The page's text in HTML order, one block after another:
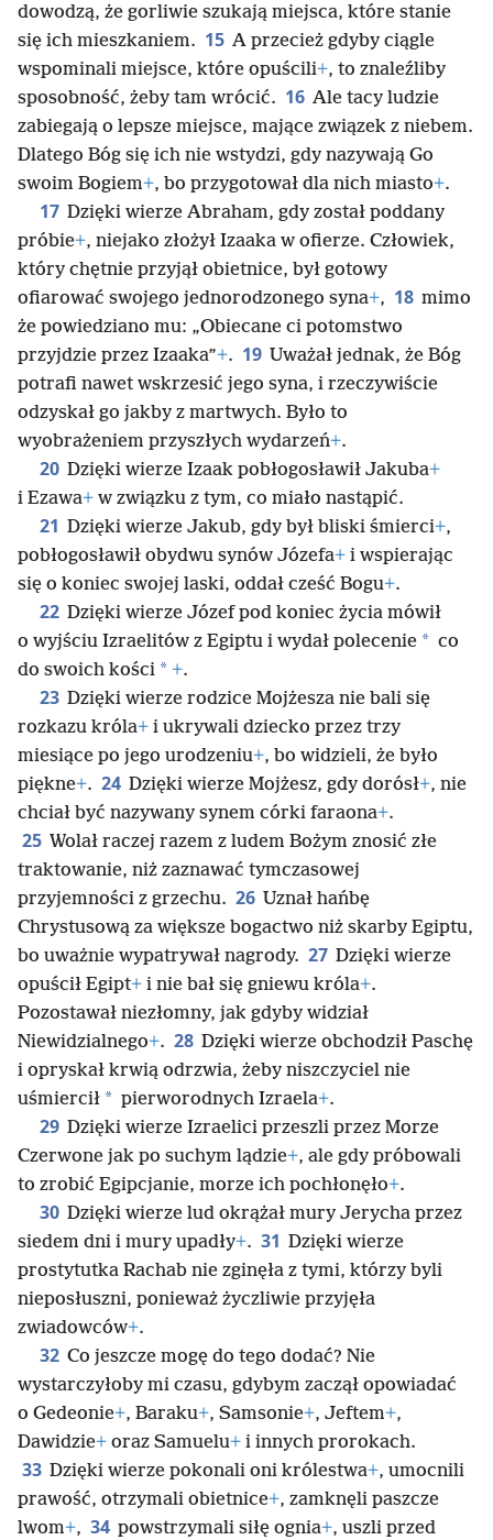
dowodzą, że gorliwie szukają miejsca, które stanie
się ich mieszkaniem. 15 A przecież gdyby ciągle
wspominali miejsce, które opuścili+, to znaleźliby
sposobność, żeby tam wrócić. 16 Ale tacy ludzie
zabiegają o lepsze miejsce, mające związek z niebem.
Dlatego Bóg się ich nie wstydzi, gdy nazywają Go
swoim Bogiem+, bo przygotował dla nich miasto+.
17 Dzięki wierze Abraham, gdy został poddany
próbie+, niejako złożył Izaaka w ofierze. Człowiek,
który chętnie przyjął obietnice, był gotowy
ofiarować swojego jednorodzonego syna+, 18 mimo
że powiedziano mu: „Obiecane ci potomstwo
przyjdzie przez Izaaka”+. 19 Uważał jednak, że Bóg
potrafi nawet wskrzesić jego syna, i rzeczywiście
odzyskał go jakby z martwych. Było to
wyobrażeniem przyszłych wydarzeń+.
20 Dzięki wierze Izaak pobłogosławił Jakuba+
i Ezawa+ w związku z tym, co miało nastąpić.
21 Dzięki wierze Jakub, gdy był bliski śmierci+,
pobłogosławił obydwu synów Józefa+ i wspierając
się o koniec swojej laski, oddał cześć Bogu+.
22 Dzięki wierze Józef pod koniec życia mówił
o wyjściu Izraelitów z Egiptu i wydał polecenie * co
do swoich kości * +.
23 Dzięki wierze rodzice Mojżesza nie bali się
rozkazu króla+ i ukrywali dziecko przez trzy
miesiące po jego urodzeniu+, bo widzieli, że było
piękne+. 24 Dzięki wierze Mojżesz, gdy dorósł+, nie
chciał być nazywany synem córki faraona+.
25 Wolał raczej razem z ludem Bożym znosić złe
traktowanie, niż zaznawać tymczasowej
przyjemności z grzechu. 26 Uznał hańbę
Chrystusową za większe bogactwo niż skarby Egiptu,
bo uważnie wypatrywał nagrody. 27 Dzięki wierze
opuścił Egipt+ i nie bał się gniewu króla+.
Pozostawał niezłomny, jak gdyby widział
Niewidzialnego+. 28 Dzięki wierze obchodził Paschę
i opryskał krwią odrzwia, żeby niszczyciel nie
uśmiercił * pierworodnych Izraela+.
29 Dzięki wierze Izraelici przeszli przez Morze
Czerwone jak po suchym lądzie+, ale gdy próbowali
to zrobić Egipcjanie, morze ich pochłonęło+.
30 Dzięki wierze lud okrążał mury Jerycha przez
siedem dni i mury upadły+. 31 Dzięki wierze
prostytutka Rachab nie zginęła z tymi, którzy byli
nieposłuszni, ponieważ życzliwie przyjęła
zwiadowców+.
32 Co jeszcze mogę do tego dodać? Nie
wystarczyłoby mi czasu, gdybym zaczął opowiadać
o Gedeonie+, Baraku+, Samsonie+, Jeftem+,
Dawidzie+ oraz Samuelu+ i innych prorokach.
33 Dzięki wierze pokonali oni królestwa+, umocnili
prawość, otrzymali obietnice+, zamknęli paszcze
lwom+, 34 powstrzymali siłę ognia+, uszli przed